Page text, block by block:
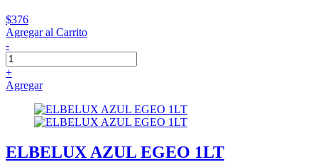
$376
Agregar al Carrito
-
+
Agregar
ELBELUX AZUL EGEO 1LT